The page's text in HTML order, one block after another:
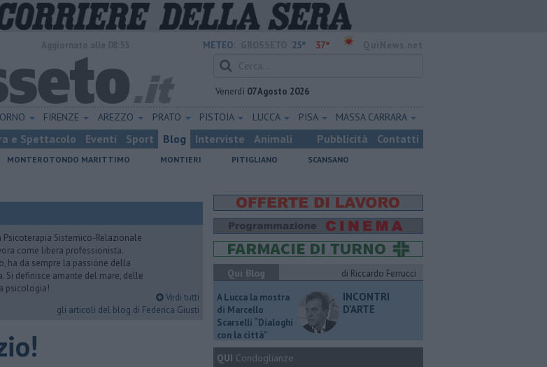
METEO: 25° 37°
Venerdì 07 Agosto 2026
FIRENZE AREZZO PRATO PISTOIA LUCCA PISA MASSA CARRARA
e Spettacolo Eventi Sport Blog Interviste Animali Pubblicità Contatti
MONTEROTONDO MARITTIMO MONTIERI PITIGLIANO
SCANSANO
Sistemico-Relazionale
come libera professionista.
ha da sempre la passione della
Si definisce amante del mare, delle
psicologia!
Vedi tutti
gli articoli del blog di Federica Giusti
Qui Blog
di Riccardo Ferrucci
A Lucca la mostra
di Marcello
Scarselli “Dialoghi
con la città"
INCONTRI
D'ARTE
QUI Condoglianze